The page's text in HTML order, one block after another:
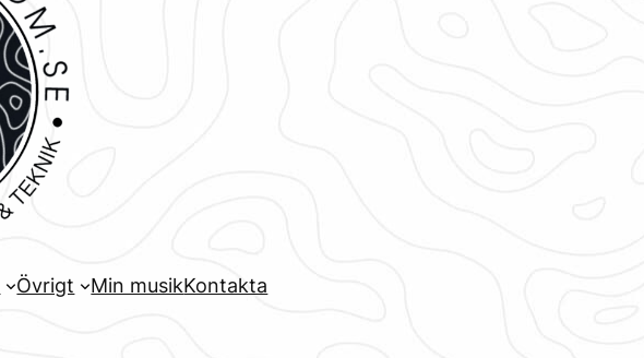
Övrigt Min musikKontakta